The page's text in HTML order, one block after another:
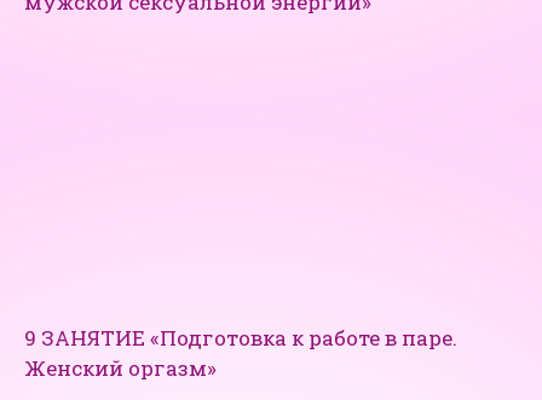
9 ЗАНЯТИЕ «Подготовка к работе в паре.
Женский оргазм»